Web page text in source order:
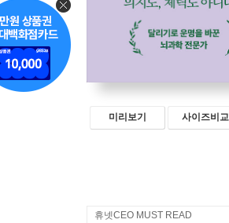
미리보기 사이즈비교
휴넷CEO MUST READ